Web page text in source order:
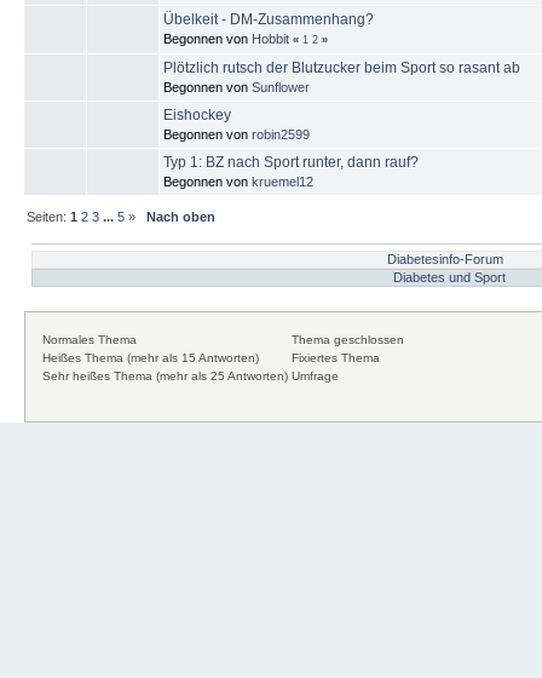
Übelkeit - DM-Zusammenhang?
Begonnen von Hobbit « 1 2 »
Plötzlich rutsch der Blutzucker beim Sport so rasant ab
Begonnen von Sunflower
Eishockey
Begonnen von robin2599
Typ 1: BZ nach Sport runter, dann rauf?
Begonnen von kruemel12
Seiten:1 2 3 ...5 » Nach oben
Diabetesinfo-Forum
Diabetes und Sport
Normales Thema
Heißes Thema (mehr als 15 Antworten)
Sehr heißes Thema (mehr als 25 Antworten)
Thema geschlossen
Fixiertes Thema
Umfrage